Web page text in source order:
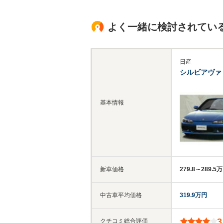
よく一緒に検討されてい
基本情報
新車価格
中古車平均価格
クチコミ総合評価
日産
シルビアヴ
279.8～289.5
319.9万円